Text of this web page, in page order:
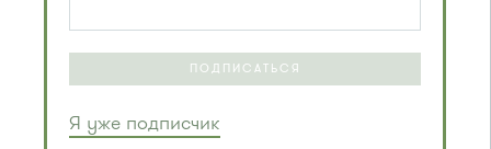
ПОДПИСАТЬСЯ
Я уже подписчик